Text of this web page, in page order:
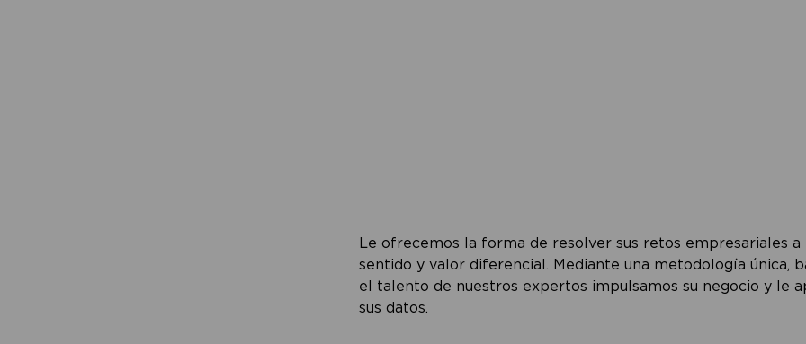
Le ofrecemos la forma de resolver sus retos empresariales a
sentido y valor diferencial. Mediante una metodología única,
el talento de nuestros expertos impulsamos su negocio y le
sus datos.